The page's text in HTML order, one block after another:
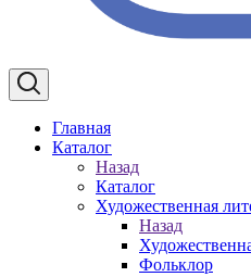
Главная
Каталог
Назад
Каталог
Художественная
Назад
Фольклор